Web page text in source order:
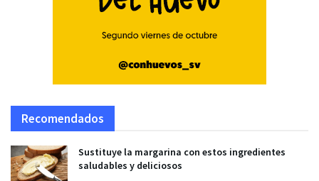
Recomendados
Sustituye la margarina con estos ingredientes
saludables y deliciosos